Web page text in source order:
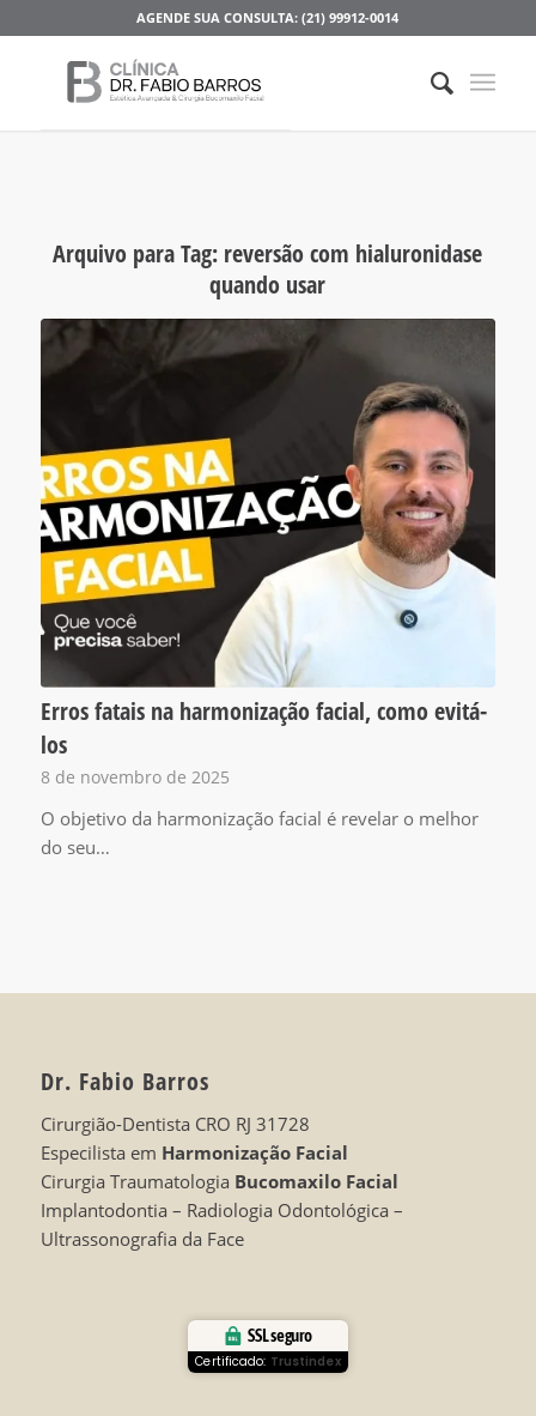
AGENDE SUA CONSULTA: (21) 99912-0014
Arquivo para Tag: reversão com hialuronidase
quando usar
Erros fatais na harmonização facial, como evitá-
los
8 de novembro de 2025
O objetivo da harmonização facial é revelar o melhor
do seu…
Dr. Fabio Barros
Cirurgião-Dentista CRO RJ 31728
Especilista em Harmonização Facial
Cirurgia Traumatologia Bucomaxilo Facial
Implantodontia – Radiologia Odontológica –
Ultrassonografia da Face
SSL seguro
Certificado: Trustindex